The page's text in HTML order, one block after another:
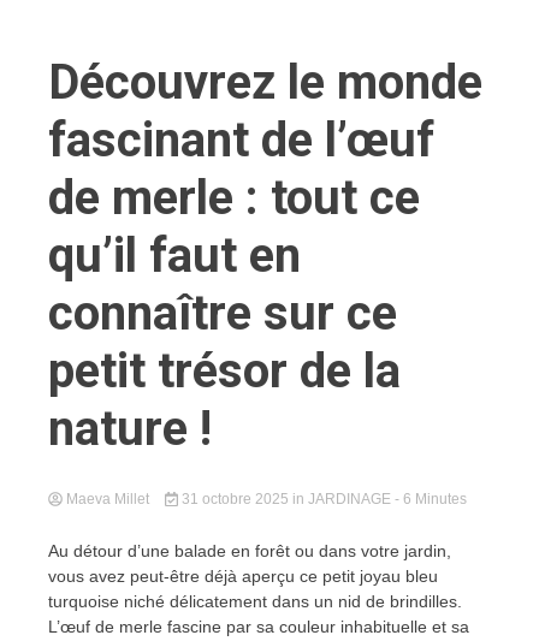
Découvrez le monde
fascinant de l’œuf
de merle : tout ce
qu’il faut en
connaître sur ce
petit trésor de la
nature !
Maeva Millet 31 octobre 2025 in JARDINAGE - 6 Minutes
Au détour d’une balade en forêt ou dans votre jardin,
vous avez peut-être déjà aperçu ce petit joyau bleu
turquoise niché délicatement dans un nid de brindilles.
L’œuf de merle fascine par sa couleur inhabituelle et sa